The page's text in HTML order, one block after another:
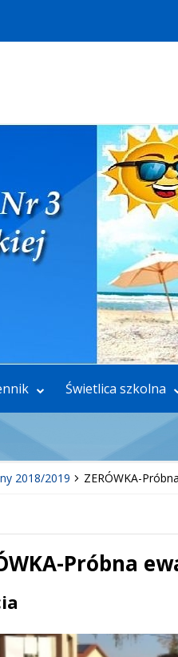
Świetlica szkolna
2018/2019 ZERÓWKA-
Próbna